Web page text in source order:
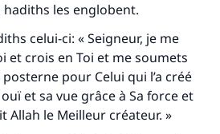
hadiths les englobent.
celui-ci: «Seigneur, je me
et crois en Toi et me soumets
posterne pour Celui qui l’a créé
ïet sa vue grâceà Sa force et
Allah le Meilleur créateur. »
dans la vie de
grâce à votre
à apporter des réponses.